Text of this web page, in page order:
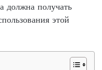
должна получать
этой